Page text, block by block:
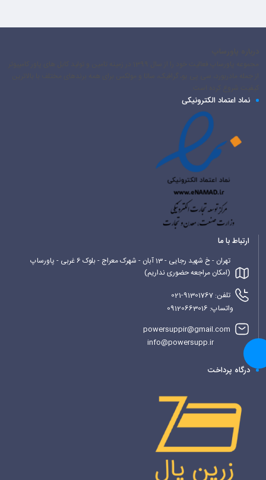
نماد اعتماد الکترونیکی
ارتباط با ما
تهران - خ شهید رجایی - 13 آبان - شهرک معراج - بلوک 6 غربی - پاورساپ
(امکان مراجعه حضوری نداریم)
تلفن: 91301767-021
واتساپ: 09120663016
powersuppir@gmail.com
info@powersupp.ir
درگاه پرداخت